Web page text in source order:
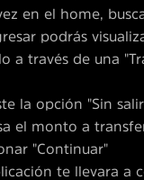
en el home,
podrás
a través de una
la opción "Sin
el monto a
"Continuar"
te llevara a